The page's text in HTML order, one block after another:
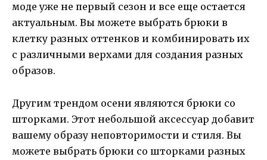
моде уже не первый сезон и все еще остается
актуальным. Вы можете выбрать брюки в
клетку разных оттенков и комбинировать их
с различными верхами для создания разных
образов.
Другим трендом осени являются брюки со
шторками. Этот небольшой аксессуар добавит
вашему образу неповторимости и стиля. Вы
можете выбрать брюки со шторками разных